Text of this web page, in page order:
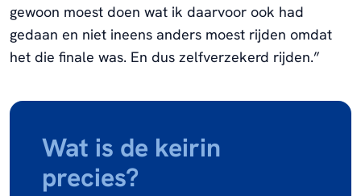
gewoon moest doen wat ik daarvoor ook had
gedaan en niet ineens anders moest rijden omdat
het die finale was. En dus zelfverzekerd rijden.”
Wat is de keirin
precies?